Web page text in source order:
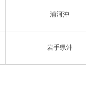
浦河沖
岩手県沖